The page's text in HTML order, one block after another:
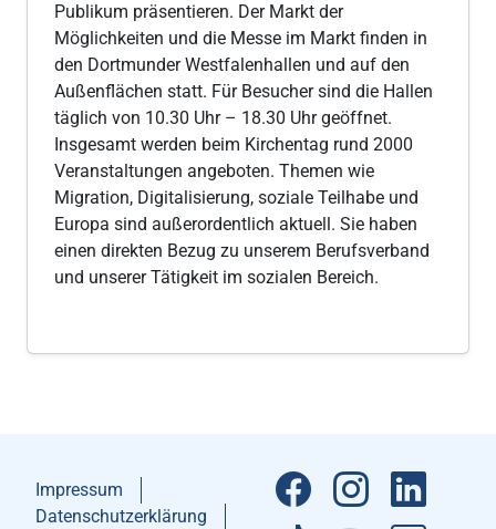
Publikum präsentieren. Der Markt der
Möglichkeiten und die Messe im Markt finden in
den Dortmunder Westfalenhallen und auf den
Außenflächen statt. Für Besucher sind die Hallen
täglich von 10.30 Uhr – 18.30 Uhr geöffnet.
Insgesamt werden beim Kirchentag rund 2000
Veranstaltungen angeboten. Themen wie
Migration, Digitalisierung, soziale Teilhabe und
Europa sind außerordentlich aktuell. Sie haben
einen direkten Bezug zu unserem Berufsverband
und unserer Tätigkeit im sozialen Bereich.
Impressum
Datenschutzerklärung